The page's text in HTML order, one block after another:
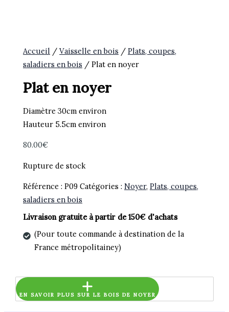
Accueil /Vaisselle en bois /Plats, coupes,
saladiers en bois / Plat en noyer
Plat en noyer
Diamètre 30cm environ
Hauteur 5.5cm environ
80.00€
Rupture de stock
Référence :P09 Catégories :Noyer,Plats, coupes,
saladiers en bois
Livraison gratuite à partir de 150€ d'achats
(Pour toute commande à destination de la
France métropolitainey)
EN SAVOIR PLUS SUR LE BOIS DE NOYER